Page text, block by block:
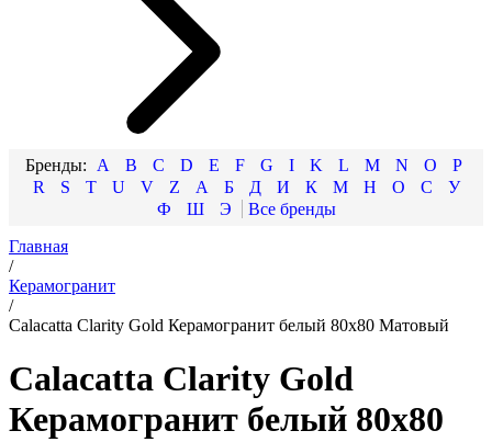
A B C D E F G I K L M N O
P
R
S T U V Z А Б Д И К М Н О С
У
Ф
Ш
Э
Главная
/
Керамогранит
/
Calacatta Clarity Gold Керамогранит белый 80х80 Матовый
Calacatta Clarity Gold
Керамогранит белый 80х80